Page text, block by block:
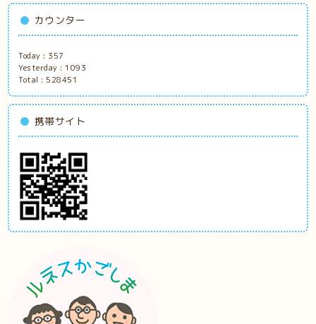
カウンター
Today : 357
Yesterday : 1093
Total : 528451
携帯サイト